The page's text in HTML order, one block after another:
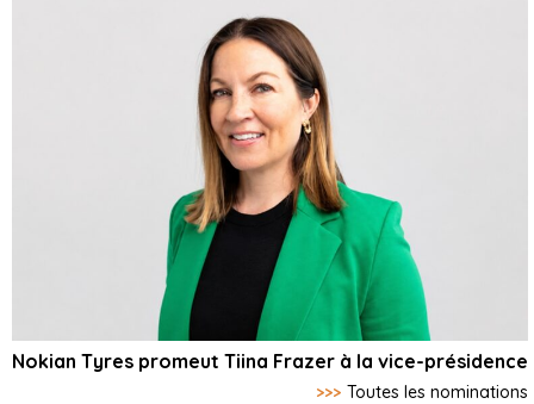
Nokian Tyres promeut Tiina Frazer à la vice-présidence
>>> Toutes les nominations